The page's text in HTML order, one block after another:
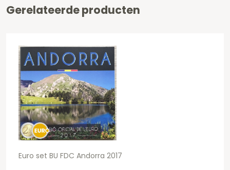
Gerelateerde producten
Euro set BU FDC Andorra 2017